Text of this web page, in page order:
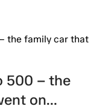
500 – the
on